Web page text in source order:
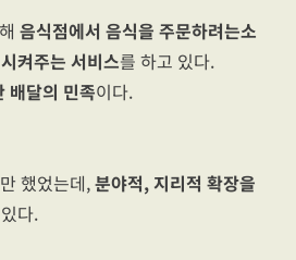
음식점에서 음식을 주문하려는소
켜주는 서비스를 하고 있다.
배달의 민족이다.
했었는데,분야적, 지리적 확장을
다.